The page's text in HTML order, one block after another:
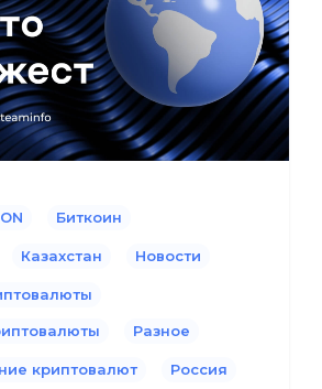
Биткоин
Казахстан Новости
Разное
криптовалют Россия